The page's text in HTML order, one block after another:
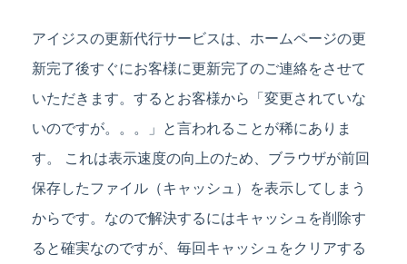
アイジスの更新代行サービスは、ホームページの更
新完了後すぐにお客様に更新完了のご連絡をさせて
いただきます。するとお客様から「変更されていな
いのですが。。。」と言われることが稀にありま
す。 これは表示速度の向上のため、ブラウザが前回
保存したファイル（キャッシュ）を表示してしまう
からです。なので解決するにはキャッシュを削除す
ると確実なのですが、毎回キャッシュをクリアする